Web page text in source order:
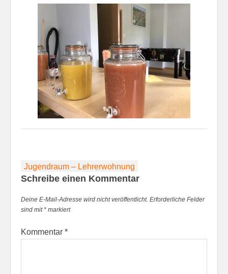
Beitragsnavigation
Jugendraum – Lehrerwohnung
Schreibe einen Kommentar
Deine E-Mail-Adresse wird nicht veröffentlicht. Erforderliche Felder
sind mit* markiert
Kommentar *